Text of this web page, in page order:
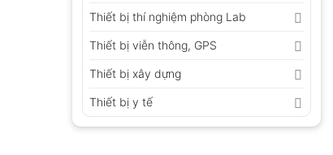
Thiết bị thí nghiệm phòng Lab
Thiết bị viễn thông, GPS
Thiết bị xây dựng
Thiết bị y tế